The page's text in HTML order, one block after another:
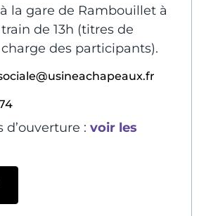
la gare de Rambouillet à
de 13h (titres de
des participants).
d’ouverture : voir les